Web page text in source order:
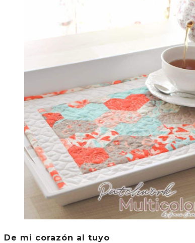
De mi corazón al tuyo